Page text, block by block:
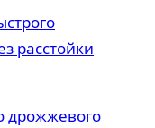
дрожжевого